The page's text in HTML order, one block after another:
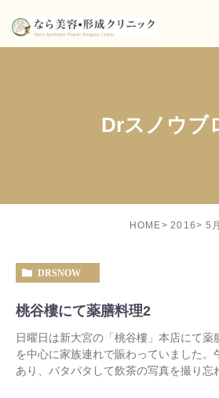
Drスノウブ
HOME 2016 5月
DRSNOW
桃谷樓にて薬膳料理2
日曜日は新大宮の「桃谷樓」本店にて薬
を中心に家族連れで賑わっていました。
あり、バタバタして飲茶の写真を撮り